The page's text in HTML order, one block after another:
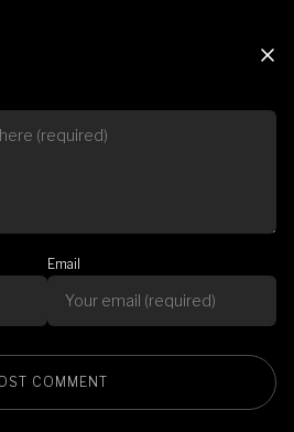
Email